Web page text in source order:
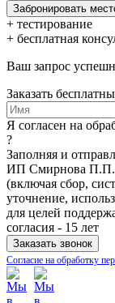
+ тестирование
+ бесплатная
Ваш запрос
Заказать
Я согласен на
?
Заполняя и
ИП Смирнова П.П.
(включая сбор,
уточнение,
для целей
согласия - 15 лет
Согласие на обработку